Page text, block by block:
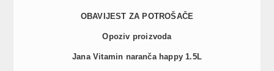
OBAVIJEST ZA POTROŠAČE
Opoziv proizvoda
Jana Vitamin naranča happy 1.5L